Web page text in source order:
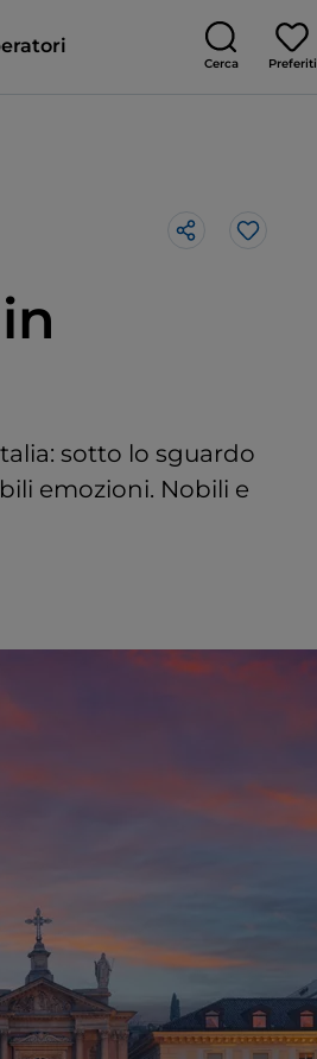
Cerca Preferiti
sotto lo sguardo
emozioni. Nobili e
Like